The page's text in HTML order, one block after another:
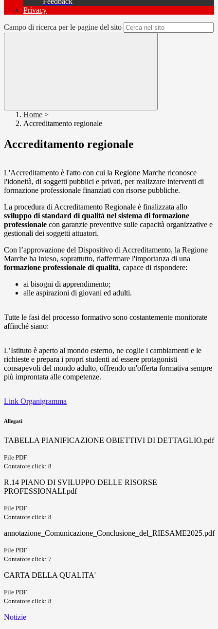
Privacy
Campo di ricerca per le pagine del sito
Home >
Accreditamento regionale
Accreditamento regionale
L'Accreditamento è l'atto con cui la Regione Marche riconosce
l'idoneità, di soggetti pubblici e privati, per realizzare interventi di
formazione professionale finanziati con risorse pubbliche.
La procedura di Accreditamento Regionale è finalizzata allo
sviluppo di standard di qualità nel sistema di formazione
professionale con garanzie preventive sulle capacità organizzative e
gestionali dei soggetti attuatori.
Con l’approvazione del Dispositivo di Accreditamento, la Regione
Marche ha inteso, soprattutto, riaffermare l'importanza di una
formazione professionale di qualità, capace di rispondere:
ai bisogni di apprendimento;
alle aspirazioni di giovani ed adulti.
Tutte le fasi del processo formativo sono costantemente monitorate
affinché siano:
L’Istituto è aperto al mondo esterno, ne coglie i cambiamenti e le
richieste e prepara i propri studenti ad essere protagonisti
consapevoli del mondo adulto, offrendo un'offerta formativa sempre
più improntata alle competenze.
Link Organigramma
Allegati
TABELLA PIANIFICAZIONE OBIETTIVI DI DETTAGLIO.pdf
File PDF
Contatore click: 8
R.14 PIANO DI SVILUPPO DELLE RISORSE
PROFESSIONALI.pdf
File PDF
Contatore click: 8
annotazione_Comunicazione_Conclusione_del_RIESAME2025.pdf
File PDF
Contatore click: 7
CARTA DELLA QUALITA'
File PDF
Contatore click: 8
Notizie